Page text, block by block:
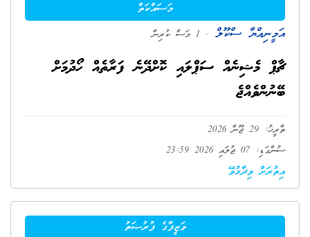
މަސައްކަތް
އަމީނިއްޔާ ސްކޫލް . 1 މަސް ކުރިން
ޗާޕް މެޝިނެއް ސަޕްލައި ކޮށްދޭނެ ފަރާތެއް ހޯދުމަށް
ބޭނުންވެއްޖެ
ތާރީޚު: 29 ޖޫން 2026
ސުންގަޑި: 07 ޖުލައި 2026 23:59
އިތުރަށް ވިދާޅުވޭ
ވަޒީފާގެ ފުރުޞަތު